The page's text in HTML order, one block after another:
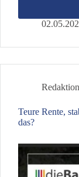
Teure Rente,
das?